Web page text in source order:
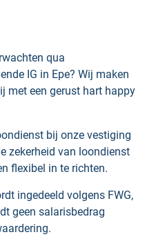
qua
IG in Epe? Wij maken
met een gerust hart happy
bij onze vestiging
zekerheid van loondienst
flexibel in te richten.
ingedeeld volgens FWG,
geen salarisbedrag